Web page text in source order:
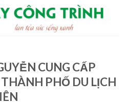
CUNG CẤP
PHỐ DU LỊCH